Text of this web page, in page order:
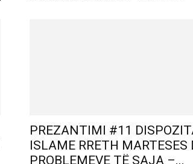
PREZANTIMI #11
ISLAME RRETH MARTESES
PROBLEMEVE TË SAJA –...